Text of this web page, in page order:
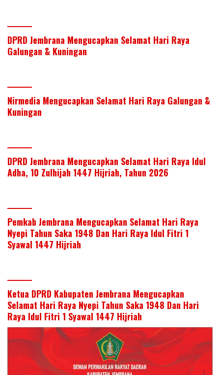
DPRD Jembrana Mengucapkan Selamat Hari Raya
Galungan & Kuningan
Nirmedia Mengucapkan Selamat Hari Raya Galungan &
Kuningan
DPRD Jembrana Mengucapkan Selamat Hari Raya Idul
Adha, 10 Zulhijah 1447 Hijriah, Tahun 2026
Pemkab Jembrana Mengucapkan Selamat Hari Raya
Nyepi Tahun Saka 1948 Dan Hari Raya Idul Fitri 1
Syawal 1447 Hijriah
Ketua DPRD Kabupaten Jembrana Mengucapkan
Selamat Hari Raya Nyepi Tahun Saka 1948 Dan Hari
Raya Idul Fitri 1 Syawal 1447 Hijriah